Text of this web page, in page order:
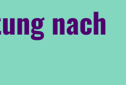
nach